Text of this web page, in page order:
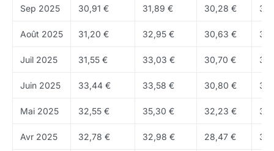
action est-elle autant suivie ?
Michelin (CGDE) evolue dans le secteur Matériaux de
base et plus precisement dans l'industrie Specialty
meme: comprendre quel modele economique soutient
l'activite, quelle position concurrentielle justifie le
Sep 2025 30,91 € 31,89 € 30,28 €
Août 2025 31,20 € 32,95 € 30,63 €
Juil 2025 31,55 € 33,03 € 30,70 €
Juin 2025 33,44 € 33,58 € 30,80 €
Mai 2025 32,55 € 35,30 € 32,23 €
Avr 2025 32,78 € 32,98 € 28,47 €